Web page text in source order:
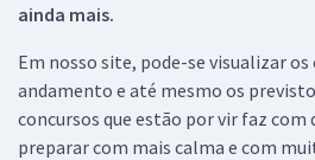
ainda mais.
Em nosso site, pode-se visualizar os
andamento e até mesmo os
concursos que estão por vir faz com
preparar com mais calma e com